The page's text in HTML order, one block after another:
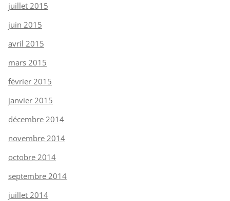
juillet 2015
juin 2015
avril 2015
mars 2015
février 2015
janvier 2015
décembre 2014
novembre 2014
octobre 2014
septembre 2014
juillet 2014